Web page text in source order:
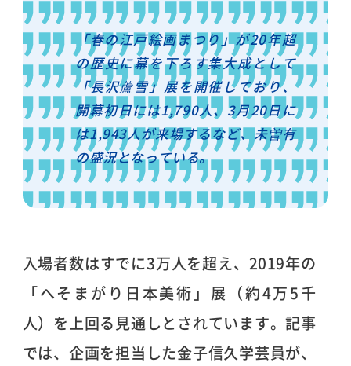
「春の江戸絵画まつり」が20年超
の歴史に幕を下ろす集大成として
「長沢蘆雪」展を開催しており、
開幕初日には1,790人、3月20日に
は1,943人が来場するなど、未曽有
の盛況となっている。
入場者数はすでに3万人を超え、2019年の
「へそまがり日本美術」展（約4万5千
人）を上回る見通しとされています。記事
では、企画を担当した金子信久学芸員が、